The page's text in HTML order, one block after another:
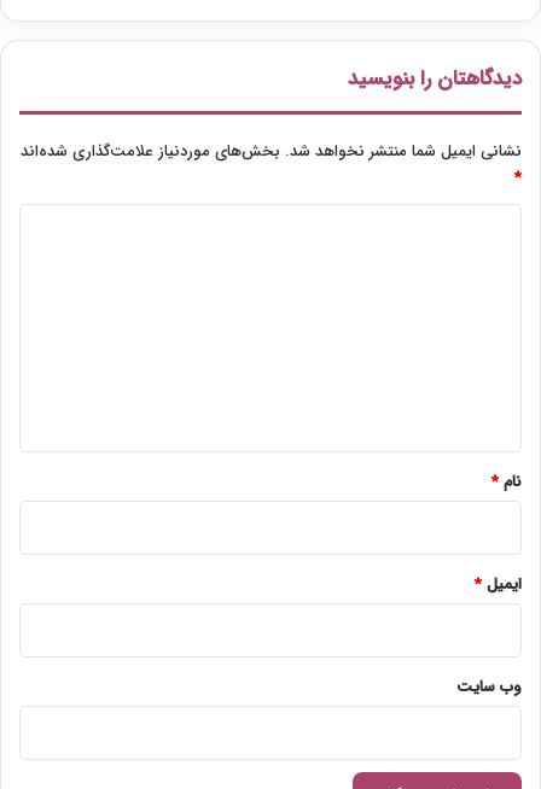
دیدگاهتان را بنویسید
نشانی ایمیل شما منتشر نخواهد شد. بخش‌های موردنیاز علامت‌گذاری شده‌اند
*
نام*
ایمیل*
وب‌ سایت